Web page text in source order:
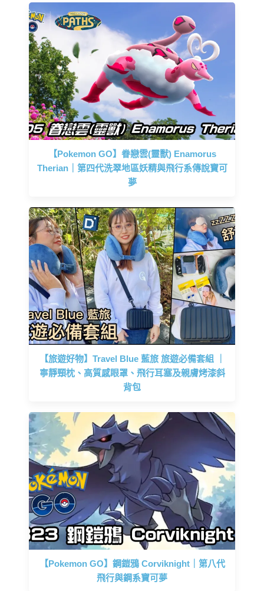
【Pokemon GO】眷戀雲(靈獸) Enamorus
Therian｜第四代洗翠地區妖精與飛行系傳說寶可
夢
【旅遊好物】Travel Blue 藍旅 旅遊必備套組 ｜
寧靜頸枕、高質感眼罩、飛行耳塞及親膚烤漆斜
背包
【Pokemon GO】鋼鎧鴉 Corviknight｜第八代
飛行與鋼系寶可夢